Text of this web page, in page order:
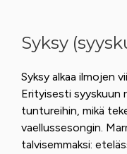
Syksy
Syksy alkaa ilmojen
Erityisesti syyskuun
tuntureihin, mikä
vaellussesongin.
talvisemmaksi: